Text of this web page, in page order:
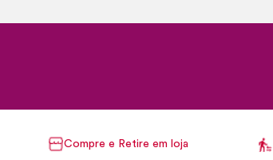
Compre e Retire em loja